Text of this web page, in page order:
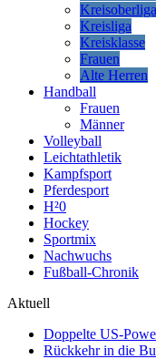
Kreisoberliga
Kreisliga
Kreisklasse
Frauen
Alte Herren
Handball
Frauen
Männer
Volleyball
Leichtathletik
Kampfsport
Pferdesport
H²0
Hockey
Sportmix
Nachwuchs
Fußball-Chronik
Aktuell
Doppelte US-
Rückkehr in die